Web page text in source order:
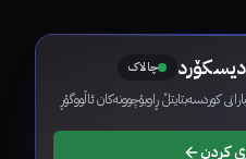
چالاک
کوردسەبتایتڵ ڕاوبۆچوونەکان ئاڵووگۆڕ
کردن